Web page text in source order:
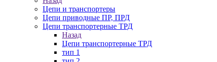
Цепи и транспортеры
Цепи приводные ПР, ПРД
Цепи транспортерные ТРД
Назад
Цепи транспортерные ТРД
тип 1